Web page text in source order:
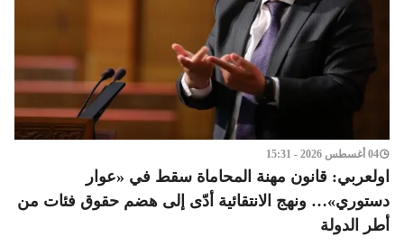
04 أغسطس 2026 - 15:31
اولعربي: قانون مهنة المحاماة سقط في «عوار
دستوري»… ونهج الانتقائية أدّى إلى هضم حقوق فئات من
أطر الدولة